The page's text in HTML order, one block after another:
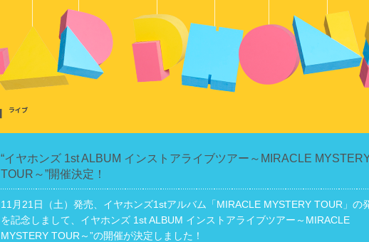
“イヤホンズ 1st ALBUM インストアライブツアー～MIRACLE
TOUR～”開催決定！
11月21日（土）発売、イヤホンズ1stアルバム「MIRACLE MYSTERY TOUR」の
を記念しまして、イヤホンズ 1st ALBUM インストアライブツアー～MIRACLE
MYSTERY TOUR～”の開催が決定しました！